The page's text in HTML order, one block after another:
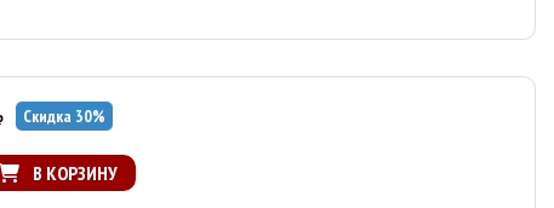
Скидка 30%
В КОРЗИНУ